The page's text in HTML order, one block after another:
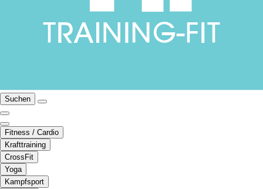
Suchen
Fitness / Cardio
Krafttraining
CrossFit
Yoga
Kampfsport